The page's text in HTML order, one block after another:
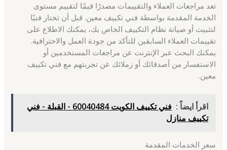
تعد مراجعات العملاء والتقييمات مصدرًا قيمًا لتقييم مستوى
الخدمة المقدمة بواسطة فني تكييف معين. قبل أن تختار فنيًا
لتثبيت أو صيانة نظام التكييف الخاص بك، يمكنك الاطلاع على
تقييمات العملاء السابقين للتأكد من جودة العمل والاحترافية.
يمكنك البحث عبر الإنترنت عن مراجعات المستخدمين أو
الاستفسار من أصدقائك أو زملائك عن تجربتهم مع فني تكييف
معين.
اقرأ ايضاً :
فني تكييف الكويت 60040484 - القبلة - فني
تكييف منازل
سعر الخدمات المقدمة